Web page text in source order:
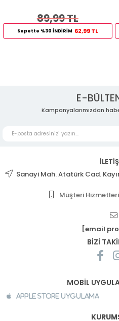
89,99 TL
Sepette %30 İNDİRİM 62,99 TL
E-
Kampanyalarımızdan
Sanayi Mah. Atatürk Cad.
Müşteri
[email
BİZİ
MOBİL
Apple Store Uygulama